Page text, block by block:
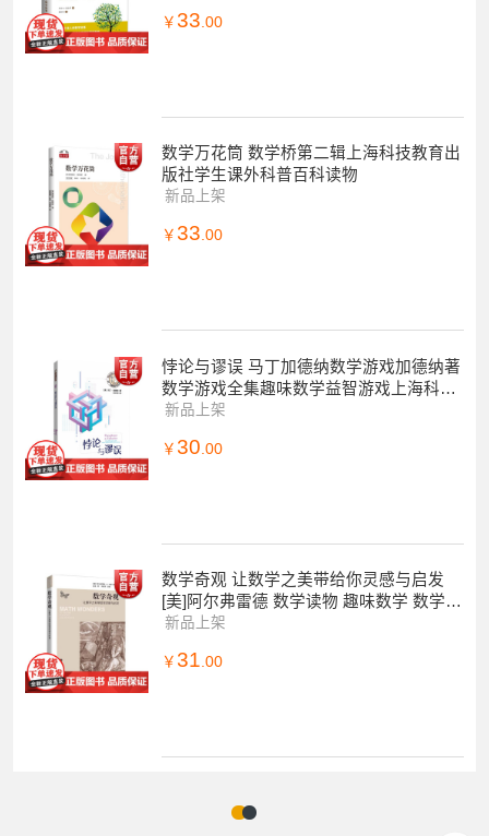
￥ 33 .00
数学万花筒 数学桥第二辑上海科技教育出
版社学生课外科普百科读物
新品上架
￥ 33.00
悖论与谬误 马丁加德纳数学游戏加德纳著
数学游戏全集趣味数学益智游戏上海科技
教育出版社正版图书籍
新品上架
￥ 30 .00
数学奇观 让数学之美带给你灵感与启发
[美]阿尔弗雷德 数学读物 趣味数学 数学欣
赏 让你爱上数学这个难题 上海科技教育
新品上架
￥ 31.00